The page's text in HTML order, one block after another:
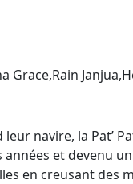
Grace,Rain
navire, la Pat’
et devenu
en creusant des